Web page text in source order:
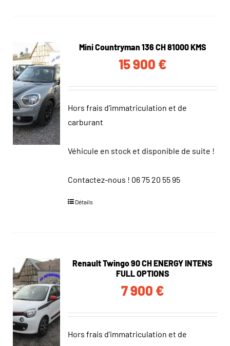
Mini Countryman 136 CH 81000 KMS
15 900 €
Hors frais d’immatriculation et de
carburant
Véhicule en stock et disponible de suite !
Contactez-nous ! 06 75 20 55 95
Détails
Renault Twingo 90 CH ENERGY INTENS
FULL OPTIONS
7 900 €
Hors frais d’immatriculation et de